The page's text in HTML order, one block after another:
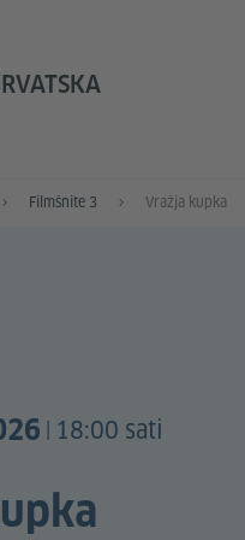
Filmšnite 3 Vražja kupka
18:00 sati